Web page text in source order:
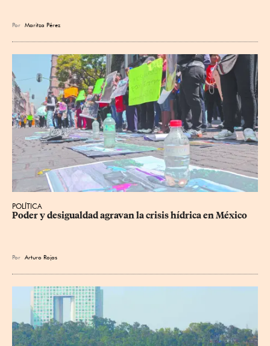
Por Maritza Pérez
POLÍTICA
Poder y desigualdad agravan la crisis hídrica en México
Por Arturo Rojas